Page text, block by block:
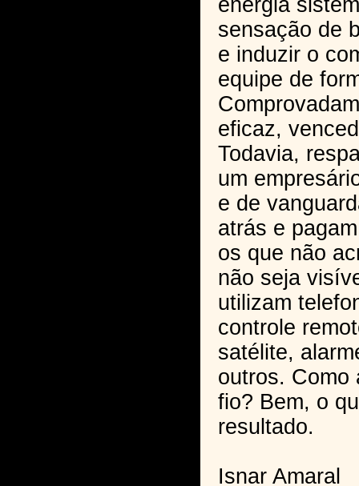
energia
sensação de
e induzir o
equipe de
eficaz,
Todavia,
um
e de
atrás e
os que não
não seja
utilizam
controle
satélite,
outros. Como
fio? Bem, o
resultado.
Isnar Amaral